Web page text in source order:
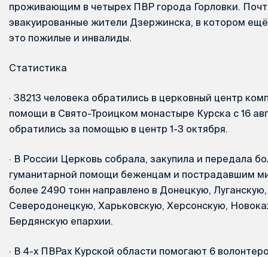
проживающим в четырех ПВР города Горловки.
эвакуированные жители Дзержинска, в котором
это пожилые и инвалиды.
Статистика
· 38213 человека обратились в церковный центр
помощи в Свято-Троицком монастыре Курска с 16
обратились за помощью в центр 1-3 октября.
· В России Церковь собрала, закупила и передала
гуманитарной помощи беженцам и пострадавшим
более 2490 тонн направлено в Донецкую,
Северодонецкую, Харьковскую, Херсонскую,
Бердянскую епархии.
· В 4-х ПВРах Курской области помогают 6